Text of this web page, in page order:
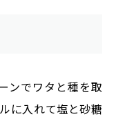
ンでワタと種を取
に入れて塩と砂糖